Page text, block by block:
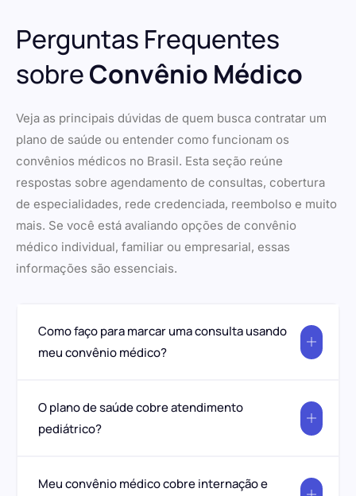
Perguntas Frequentes
sobreConvênio Médico
Veja as principais dúvidas de quem busca contratar um
plano de saúde ou entender como funcionam os
convênios médicos no Brasil. Esta seção reúne
respostas sobre agendamento de consultas, cobertura
de especialidades, rede credenciada, reembolso e muito
mais. Se você está avaliando opções de convênio
médico individual, familiar ou empresarial, essas
informações são essenciais.
Como faço para marcar uma consulta usando
meu convênio médico?
O plano de saúde cobre atendimento
pediátrico?
Meu convênio médico cobre internação e